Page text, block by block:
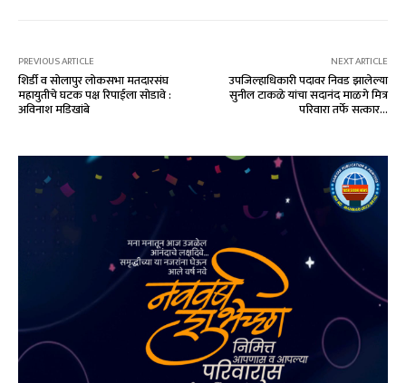
PREVIOUS ARTICLE
शिर्डी व सोलापुर लोकसभा मतदारसंघ
महायुतीचे घटक पक्ष रिपाईला सोडावे :
अविनाश मडिखांबे
NEXT ARTICLE
उपजिल्हाधिकारी पदावर निवड झालेल्या
सुनील टाकळे यांचा सदानंद माळगे मित्र
परिवारा तर्फे सत्कार…